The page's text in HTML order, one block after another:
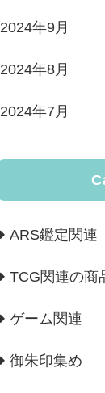
2024年9月
2024年8月
2024年7月
ARS鑑定関連
TCG関連の商
ゲーム関連
御朱印集め